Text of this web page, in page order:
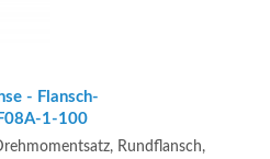
- Flansch-
1-100
Rundflansch,